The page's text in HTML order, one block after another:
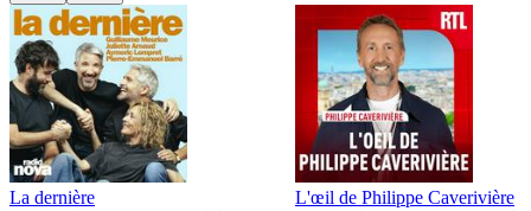
La dernière
L'œil de Philippe Caverivière